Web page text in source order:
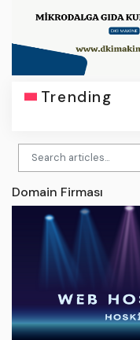
Trending
Domain Firması